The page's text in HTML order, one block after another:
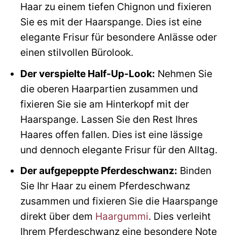
Haar zu einem tiefen Chignon und fixieren
Sie es mit der Haarspange. Dies ist eine
elegante Frisur für besondere Anlässe oder
einen stilvollen Bürolook.
Der verspielte Half-Up-Look: Nehmen Sie
die oberen Haarpartien zusammen und
fixieren Sie sie am Hinterkopf mit der
Haarspange. Lassen Sie den Rest Ihres
Haares offen fallen. Dies ist eine lässige
und dennoch elegante Frisur für den Alltag.
Der aufgepeppte Pferdeschwanz: Binden
Sie Ihr Haar zu einem Pferdeschwanz
zusammen und fixieren Sie die Haarspange
direkt über dem Haargummi. Dies verleiht
Ihrem Pferdeschwanz eine besondere Note